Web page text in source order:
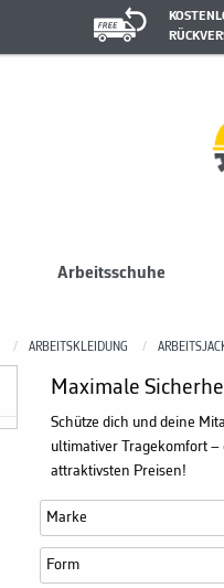
Arbeitsschuhe
ARBEITSKLEIDUNG
Maximale
Schütze dich und deine
ultimativer Tragekomfort –
attraktivsten Preisen!
Marke
Form